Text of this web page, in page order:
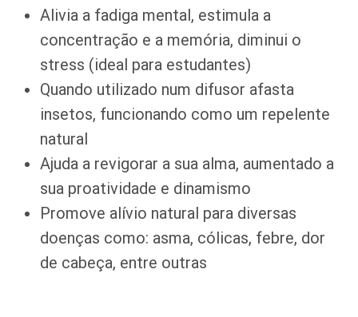
Alivia a fadiga mental, estimula a
concentração e a memória, diminui o
stress (ideal para estudantes)
Quando utilizado num difusor afasta
insetos, funcionando como um repelente
natural
Ajuda a revigorar a sua alma, aumentado a
sua proatividade e dinamismo
Promove alívio natural para diversas
doenças como: asma, cólicas, febre, dor
de cabeça, entre outras